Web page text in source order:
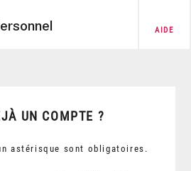
AIDE
UN COMPTE ?
astérisque sont obligatoires.